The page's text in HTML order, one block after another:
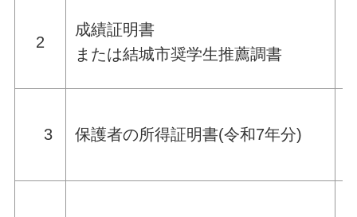
2
成績証明書
または結城市奨学生推薦調書
3 保護者の所得証明書(令和7年分)